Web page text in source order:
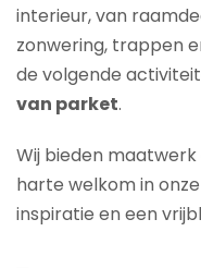
interieur, van
zonwering, trappen
de volgende
van parket.
Wij bieden maatwerk
harte welkom in onze
inspiratie en een